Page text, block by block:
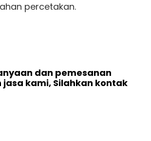
percetakan.
dan pemesanan
kami, Silahkan kontak